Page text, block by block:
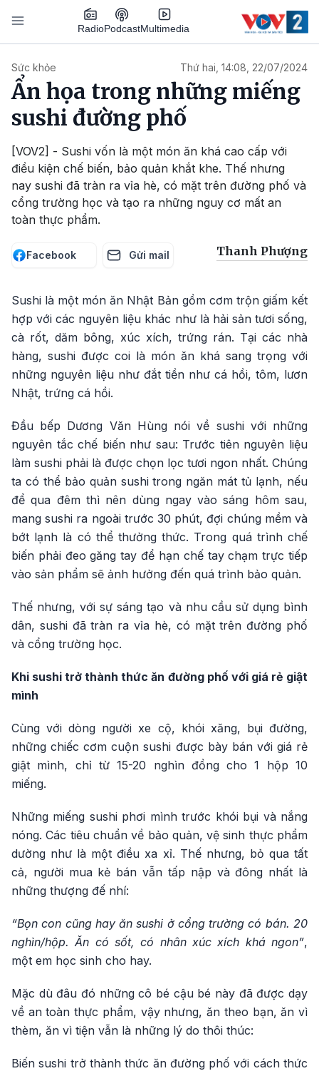
Nhảy đến nội dung
RadioPodcastMultimedia
Sức khỏe Thứ hai, 14:08, 22/07/2024
Ẩn họa trong những miếng
sushi đường phố
[VOV2] - Sushi vốn là một món ăn khá cao cấp với
điều kiện chế biến, bảo quản khắt khe. Thế nhưng
nay sushi đã tràn ra vỉa hè, có mặt trên đường phố và
cổng trường học và tạo ra những nguy cơ mất an
toàn thực phẩm.
Facebook Gửi mail Thanh Phượng
Sushi là một món ăn Nhật Bản gồm cơm trộn giấm kết
hợp với các nguyên liệu khác như là hải sản tươi sống,
cà rốt, dăm bông, xúc xích, trứng rán. Tại các nhà
hàng, sushi được coi là món ăn khá sang trọng với
những nguyên liệu như đắt tiền như cá hồi, tôm, lươn
Nhật, trứng cá hồi.
Đầu bếp Dương Văn Hùng nói về sushi với những
nguyên tắc chế biến như sau: Trước tiên nguyên liệu
làm sushi phải là được chọn lọc tươi ngon nhất. Chúng
ta có thể bảo quản sushi trong ngăn mát tủ lạnh, nếu
để qua đêm thì nên dùng ngay vào sáng hôm sau,
mang sushi ra ngoài trước 30 phút, đợi chúng mềm và
bớt lạnh là có thể thưởng thức. Trong quá trình chế
biến phải đeo găng tay để hạn chế tay chạm trực tiếp
vào sản phẩm sẽ ảnh hưởng đến quá trình bảo quản.
Thế nhưng, với sự sáng tạo và nhu cầu sử dụng bình
dân, sushi đã tràn ra vỉa hè, có mặt trên đường phố
và cổng trường học.
Khi sushi trở thành thức ăn đường phố với giá rẻ giật
mình
Cùng với dòng người xe cộ, khói xăng, bụi đường,
những chiếc cơm cuộn sushi được bày bán với giá rẻ
giật mình, chỉ từ 15-20 nghìn đồng cho 1 hộp 10
miếng.
Những miếng sushi phơi mình trước khói bụi và nắng
nóng. Các tiêu chuẩn về bảo quản, vệ sinh thực phẩm
dường như là một điều xa xỉ. Thế nhưng, bỏ qua tất
cả, người mua kẻ bán vẫn tấp nập và đông nhất là
những thượng đế nhí:
“Bọn con cũng hay ăn sushi ở cổng trường có bán. 20
nghìn/hộp. Ăn có sốt, có nhân xúc xích khá ngon”,
một em học sinh cho hay.
Mặc dù đâu đó những cô bé cậu bé này đã được dạy
về an toàn thực phẩm, vậy nhưng, ăn theo bạn, ăn vì
thèm, ăn vì tiện vẫn là những lý do thôi thúc:
Biến sushi trở thành thức ăn đường phố với cách thức